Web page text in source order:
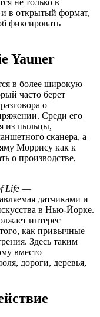
не только в
в открытый формат,
фиксировать
Yauner
в более широкую
часто берет
о
Среди его
из пыльцы,
сканера, а
Моррису как к
о производстве,
Life —
датчиками и
в Нью-Йорке.
интерес
как привычные
Здесь таким
вместо
дороги, деревья,